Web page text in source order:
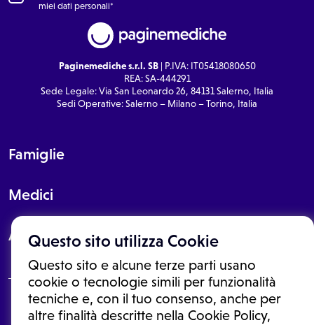
Questo sito utilizza Cookie
Questo sito e alcune terze parti usano
cookie o tecnologie simili per funzionalità
tecniche e, con il tuo consenso, anche per
altre finalità descritte nella Cookie Policy,
miei dati personali*
Paginemediche s.r.l. SB| P.IVA: IT05418080650
REA: SA-444291
Sede Legale: Via San Leonardo 26, 84131 Salerno, Italia
Sedi Operative: Salerno – Milano – Torino, Italia
Famiglie
Medici
About
Le informazioni proposte in questo sito non sono un consulto medico.
In nessun caso, queste informazioni sostituiscono un consulto, una